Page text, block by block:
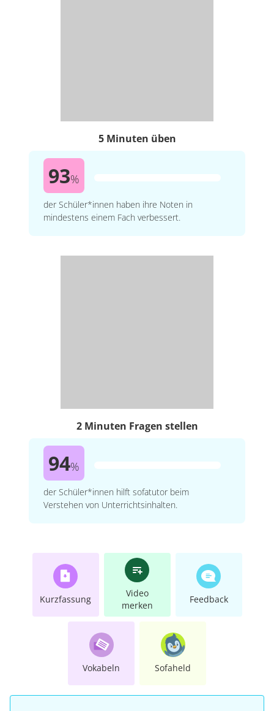
5 Minuten üben
93%
der Schüler*innen haben ihre Noten in
mindestens einem Fach verbessert.
2 Minuten Fragen stellen
94%
der Schüler*innen hilft sofatutor beim
Verstehen von Unterrichtsinhalten.
Kurzfassung
Video
merken
Feedback
Vokabeln Sofaheld